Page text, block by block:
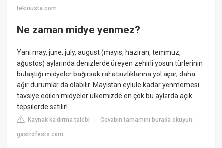
tekinusta.com
Ne zaman midye yenmez?
Yani may, june, july, august (mayıs, haziran, temmuz,
ağustos) aylarında denizlerde üreyen zehirli yosun türlerinin
bulaştığı midyeler bağırsak rahatsızlıklarına yol açar, daha
ağır durumlar da olabilir. Mayıstan eylüle kadar yenmemesi
tavsiye edilen midyeler ülkemizde en çok bu aylarda açık
tepsilerde satılır!
Kaynak kaldırma talebi |Cevabın tamamını burada okuyun:
gastrofests.com